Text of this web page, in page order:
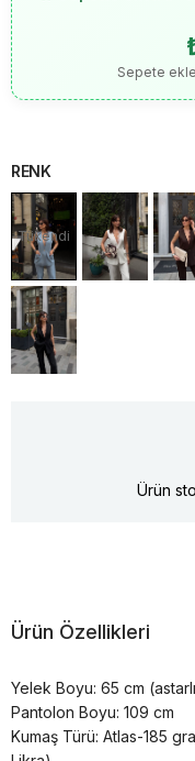
Sepete
RENK
Tükendi
Ürün
Ürün Özellikleri
Yelek Boyu: 65 cm
Pantolon Boyu: 109 cm
Kumaş Türü: Atlas-185